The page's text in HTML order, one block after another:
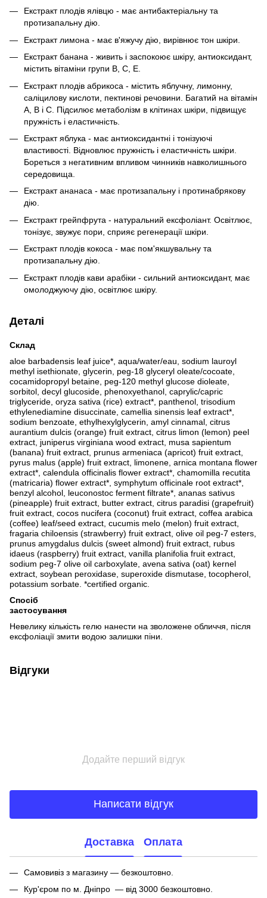
Екстракт плодів ялівцю - має антибактеріальну та
протизапальну дію.
Екстракт лимона - має в'яжучу дію, вирівнює тон шкіри.
Екстракт банана - живить і заспокоює шкіру, антиоксидант,
містить вітаміни групи В, С, Е.
Екстракт плодів абрикоса - містить яблучну, лимонну,
саліцилову кислоти, пектинові речовини. Багатий на вітамін
А, В і С. Підсилює метаболізм в клітинах шкіри, підвищує
пружність і еластичність.
Екстракт яблука - має антиоксидантні і тонізуючі
властивості. Відновлює пружність і еластичність шкіри.
Бореться з негативним впливом чинників навколишнього
середовища.
Екстракт ананаса - має протизапальну і протинабрякову
дію.
Екстракт грейпфрута - натуральний ексфоліант. Освітлює,
тонізує, звужує пори, сприяє регенерації шкіри.
Екстракт плодів кокоса - має пом'якшувальну та
протизапальну дію.
Екстракт плодів кави арабіки - сильний антиоксидант, має
омолоджуючу дію, освітлює шкіру.
Деталі
Склад
aloe barbadensis leaf juice*, aqua/water/eau, sodium lauroyl
methyl isethionate, glycerin, peg-18 glyceryl oleate/cocoate,
cocamidopropyl betaine, peg-120 methyl glucose dioleate,
sorbitol, decyl glucoside, phenoxyethanol, caprylic/capric
triglyceride, oryza sativa (rice) extract*, panthenol, trisodium
ethylenediamine disuccinate, camellia sinensis leaf extract*,
sodium benzoate, ethylhexylglycerin, amyl cinnamal, citrus
aurantium dulcis (orange) fruit extract, citrus limon (lemon) peel
extract, juniperus virginiana wood extract, musa sapientum
(banana) fruit extract, prunus armeniaca (apricot) fruit extract,
pyrus malus (apple) fruit extract, limonene, arnica montana flower
extract*, calendula officinalis flower extract*, chamomilla recutita
(matricaria) flower extract*, symphytum officinale root extract*,
benzyl alcohol, leuconostoc ferment filtrate*, ananas sativus
(pineapple) fruit extract, butter extract, citrus paradisi (grapefruit)
fruit extract, cocos nucifera (coconut) fruit extract, coffea arabica
(coffee) leaf/seed extract, cucumis melo (melon) fruit extract,
fragaria chiloensis (strawberry) fruit extract, olive oil peg-7 esters,
prunus amygdalus dulcis (sweet almond) fruit extract, rubus
idaeus (raspberry) fruit extract, vanilla planifolia fruit extract,
sodium peg-7 olive oil carboxylate, avena sativa (oat) kernel
extract, soybean peroxidase, superoxide dismutase, tocopherol,
potassium sorbate. *certified organic.
Спосіб
застосування
Невелику кількість гелю нанести на зволожене обличчя, після
ексфоліації змити водою залишки піни.
Відгуки
Додайте перший відгук
Написати відгук
Доставка Оплата
Самовивіз з магазину — безкоштовно.
Кур'єром по м. Дніпро — від 3000 безкоштовно.